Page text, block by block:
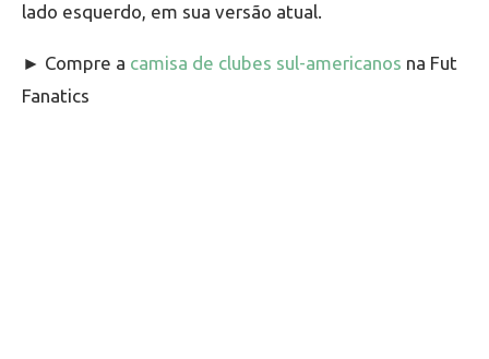
lado esquerdo, em sua versão atual.
► Compre a camisa de clubes sul-americanos na Fut
Fanatics